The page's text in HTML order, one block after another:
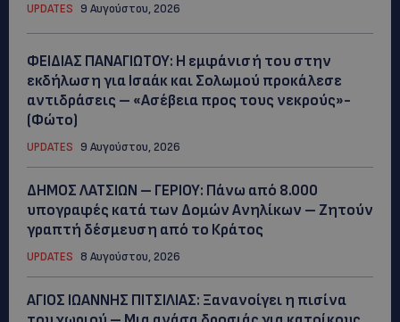
UPDATES 9 Αυγούστου, 2026
ΦΕΙΔΙΑΣ ΠΑΝΑΓΙΩΤΟΥ: Η εμφάνισή του στην
εκδήλωση για Ισαάκ και Σολωμού προκάλεσε
αντιδράσεις – «Ασέβεια προς τους νεκρούς»-
(Φώτο)
UPDATES 9 Αυγούστου, 2026
ΔΗΜΟΣ ΛΑΤΣΙΩΝ – ΓΕΡΙΟΥ: Πάνω από 8.000
υπογραφές κατά των Δομών Ανηλίκων – Ζητούν
γραπτή δέσμευση από το Κράτος
UPDATES 8 Αυγούστου, 2026
ΑΓΙΟΣ ΙΩΑΝΝΗΣ ΠΙΤΣΙΛΙΑΣ: Ξανανοίγει η πισίνα